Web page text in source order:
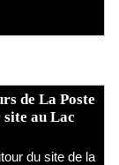
de La Poste
au Lac
du site de la